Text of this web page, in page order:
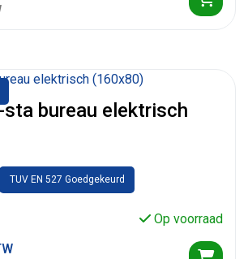
bureau elektrisch
TUV EN 527 Goedgekeurd
Op voorraad